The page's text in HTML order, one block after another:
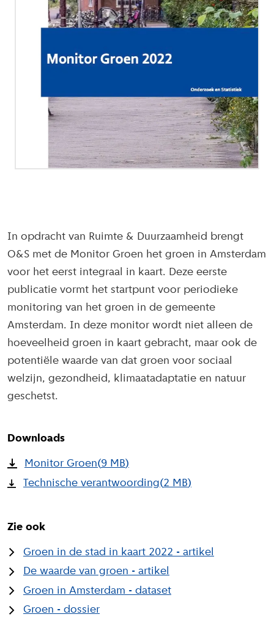
In opdracht van Ruimte & Duurzaamheid brengt
O&S met de Monitor Groen het groen in Amsterdam
voor het eerst integraal in kaart. Deze eerste
publicatie vormt het startpunt voor periodieke
monitoring van het groen in de gemeente
Amsterdam. In deze monitor wordt niet alleen de
hoeveelheid groen in kaart gebracht, maar ook de
potentiële waarde van dat groen voor sociaal
welzijn, gezondheid, klimaatadaptatie en natuur
geschetst.
Downloads
Monitor Groen(9 MB)
Technische verantwoording(2 MB)
Zie ook
Groen in de stad in kaart 2022 - artikel
De waarde van groen - artikel
Groen in Amsterdam - dataset
Groen - dossier